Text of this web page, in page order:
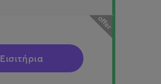
Εισιτήρια